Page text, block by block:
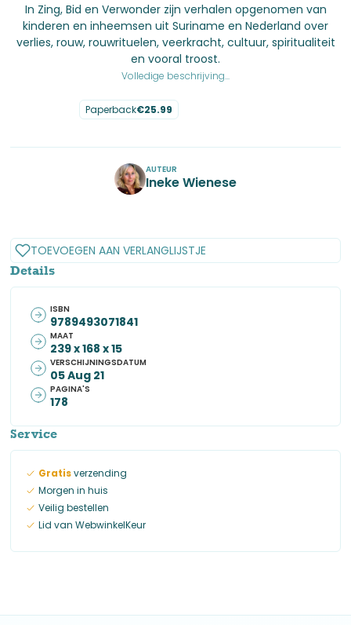
In Zing, Bid en Verwonder zijn verhalen opgenomen van
kinderen en inheemsen uit Suriname en Nederland over
verlies, rouw, rouwrituelen, veerkracht, cultuur, spiritualiteit
en vooral troost.
Volledige beschrijving...
Paperback€25.99
AUTEUR
Ineke Wienese
TOEVOEGEN AAN VERLANGLIJSTJE
Details
ISBN
9789493071841
MAAT
239 x 168 x 15
VERSCHIJNINGSDATUM
05 Aug 21
PAGINA'S
178
Service
Gratisverzending
Morgen in huis
Veilig bestellen
Lid van WebwinkelKeur